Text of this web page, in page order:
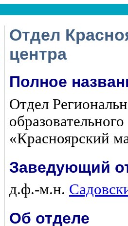
Отдел
центра
Полное
Отдел
«Красноярский
Заведующий
д.ф.-м.н.
Об отделе